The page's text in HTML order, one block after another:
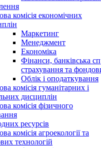
комісія економічних
Маркетинг
Менеджмент
Економіка
Фінанси, банківська
страхування та
Облік і оподаткування
комісія гуманітарних і
дисциплін
комісія фізичного
ресурсів
комісія агроекології та
технологій